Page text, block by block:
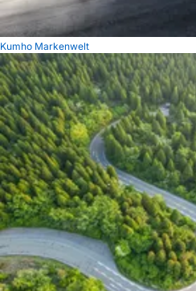
Kumho Markenwelt